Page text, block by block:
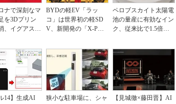
ナで深刻なマ
を3Dプリン
、イグアスが
BYDの軽EV「ラッ
コ」は世界初の軽SD
V、新開発の「X-PAC
ペロブスカイト太陽電
池の量産に有効なイン
ク、従来比で1.5倍の
14】生成AI
狭小な駐車場に、シャ
【見城徹×藤田晋】AI